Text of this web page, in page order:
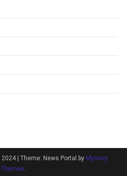
2024 | Theme: News Portal by Mystery
Themes